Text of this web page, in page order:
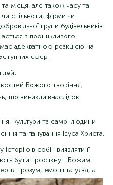
місця, але також часу та
чи спільноти, фірми чи
групи будівельників.
з проникливого
адекватною реакцією на
сфер:
Божого творіння;
що виникли внаслідок
культури та самої людини
та панування Ісуса Христа.
в собі і виявляти її
бути просякнуті Божим
і розум, емоції та уява, а